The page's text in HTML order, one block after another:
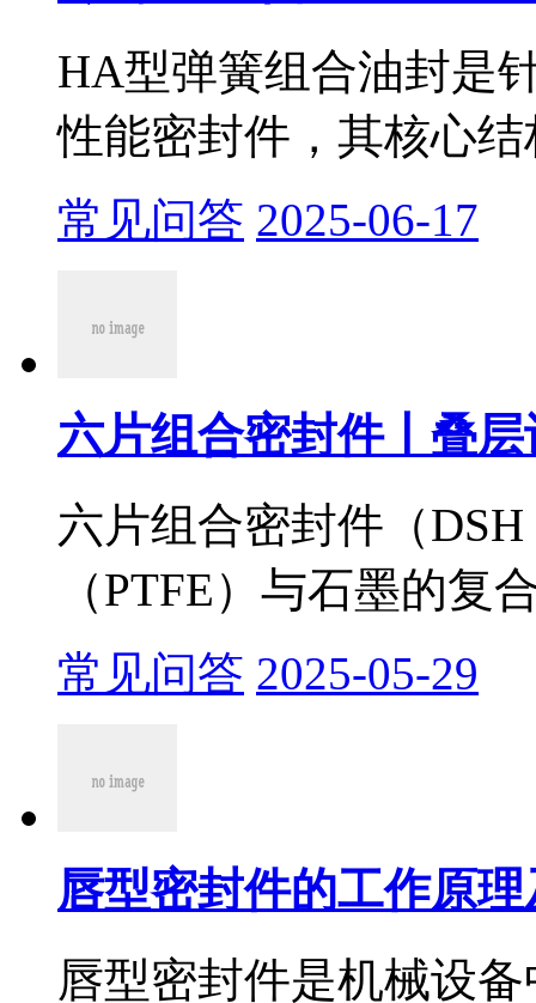
HA型弹簧组合油封是
性能密封件，其核心
常见问答 2025-06-17
六片组合密封件丨叠
六片组合密封件（DSH
（PTFE）与石墨的复
常见问答 2025-05-29
唇型密封件的工作原
唇型密封件是机械设